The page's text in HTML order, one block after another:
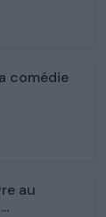
comédie
au